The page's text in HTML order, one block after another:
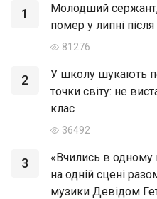
1
Молодший сержант,
помер у липні
81276
2
У школу шукають
точки світу: не
клас
36492
3
«Вчились в одному
на одній сцені
музики Девідом